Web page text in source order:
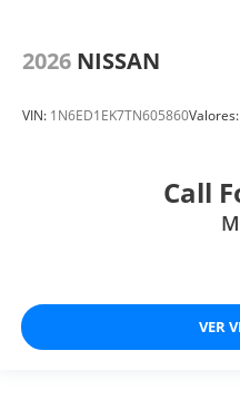
2026 NISSAN
VIN: 1N6ED1EK7TN605860Valores:
Call
VER